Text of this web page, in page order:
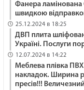
Час
Він
Фанера
швидкою
25.12.2024 в 18:25
ДВП плита
Україні. Послуги
12.07.2024 в 14:22
Меблева плівка
накладок. Ширина
пресів!!!